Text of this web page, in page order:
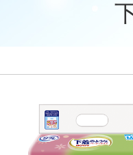
おむつの選び方
選び方Q&A
ご自宅用 / 施設・病院